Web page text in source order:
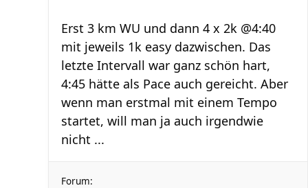
Erst 3 km WU und dann 4 x 2k @4:40
mit jeweils 1k easy dazwischen. Das
letzte Intervall war ganz schön hart,
4:45 hätte als Pace auch gereicht. Aber
wenn man erstmal mit einem Tempo
startet, will man ja auch irgendwie
nicht ...
Forum: